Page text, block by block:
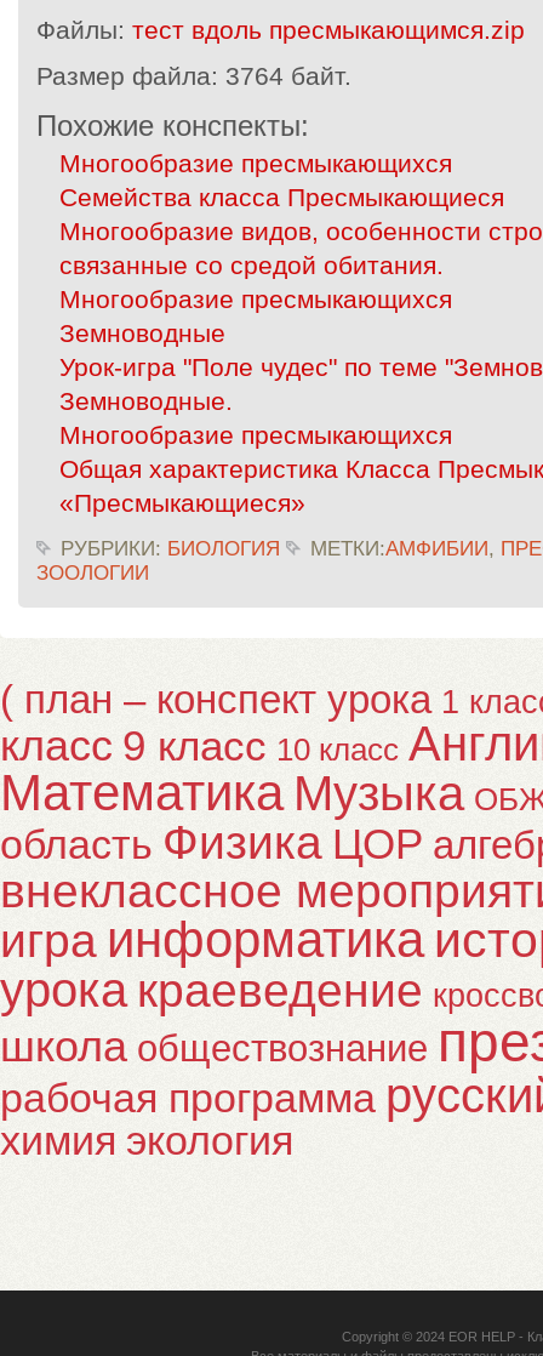
Файлы: тест вдоль пресмыкающимся.zip
Размер файла: 3764 байт.
Похожие конспекты:
Многообразие пресмыкающихся
Семейства класса Пресмыкающиеся
Многообразие видов, особенности
связанные со средой обитания.
Многообразие пресмыкающихся
Земноводные
Урок-игра "Поле чудес" по теме
Земноводные.
Многообразие пресмыкающихся
Общая характеристика Класса
«Пресмыкающиеся»
РУБРИКИ: БИОЛОГИЯ МЕТКИ:АМФИБИИ,
ЗООЛОГИИ
( план – конспект урока 1
класс 9 класс 10 класс
Математика Музыка
область Физика ЦОР
внеклассное
игра информатика
урока краеведение
школа обществознание
рабочая программа
химия экология
Copyright © 2024 EOR HELP-